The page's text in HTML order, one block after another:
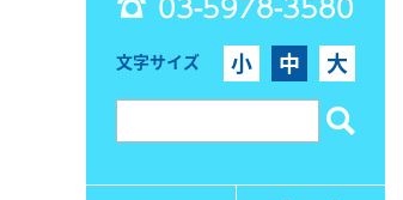
文字サイズ 小 中 大